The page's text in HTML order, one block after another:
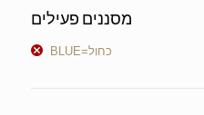
מסננים פעילים
BLUE=כחול